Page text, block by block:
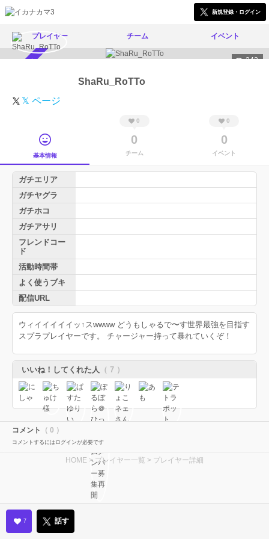
新規登録・ログイン
プレイヤー チーム イベント
342
ShaRu_RoTTo
𝕏 ページ
基本情報
0
0
チーム
0
0
イベント
ガチエリア
ガチヤグラ
ガチホコ
ガチアサリ
フレンドコー
ド
活動時間帯
よく使うブキ
配信URL
ウィイイイイイッ↑スwwww どうもしゃるで〜す世界最強を目指す
スプラプレイヤーです。 チャージャー持って暴れていくぞ！
いいね！してくれた人 （ 7 ）
コメント （ 0 ）
コメントするにはログインが必要です
HOME > プレイヤー一覧 > プレイヤー詳細
7 話す